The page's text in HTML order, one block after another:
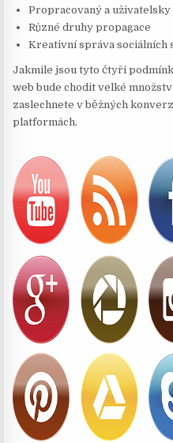
Propracovaný a
Různé druhy propagace
Kreativní správa sociálních
Jakmile jsou tyto čtyři
web bude chodit velké
zaslechnete v běžných
platformách.